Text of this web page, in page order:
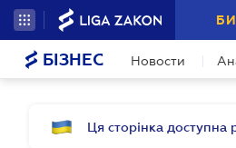
БІЗНЕС Новости
Ця сторінка